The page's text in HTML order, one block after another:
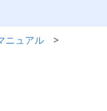
ニュアル